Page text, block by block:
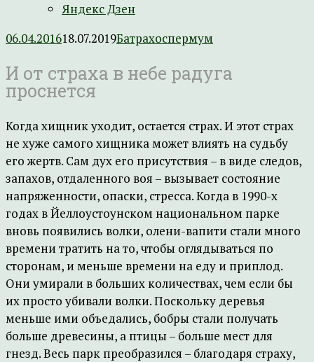
Яндекс Дзен
06.04.201618.07.2019Батрахоспермум
И от страха в небе радуга
проснется
Когда хищник уходит, остается страх. И этот страх
не хуже самого хищника может влиять на судьбу
его жертв. Сам дух его присутствия – в виде следов,
запахов, отдаленного воя – вызывает состояние
напряженности, опаски, стресса. Когда в 1990-х
годах в Йеллоустоунском национальном парке
вновь появились волки, олени-вапити стали много
времени тратить на то, чтобы оглядываться по
сторонам, и меньше времени на еду и приплод.
Они умирали в больших количествах, чем если бы
их просто убивали волки. Поскольку деревья
меньше ими объедались, бобры стали получать
больше древесины, а птицы – больше мест для
гнезд. Весь парк преобразился – благодаря страху,